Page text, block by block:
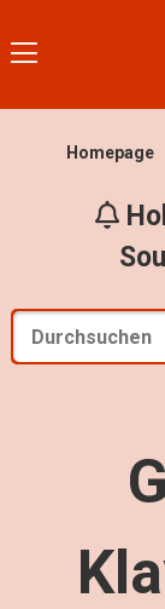
Homepage